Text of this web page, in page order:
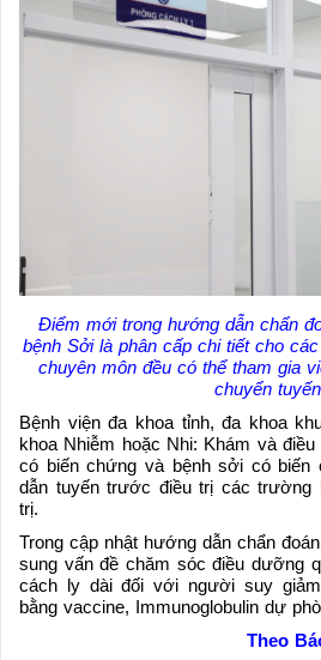
Điểm mới trong hướng dẫn chẩn
bệnh Sởi là phân cấp chi tiết cho
chuyên môn đều có thể tham gia
chuyển
Bệnh viện đa khoa tỉnh, đa khoa
khoa Nhiễm hoặc Nhi: Khám và
có biến chứng và bệnh sởi có biến
dẫn tuyến trước điều trị các trường
trị.
Trong cập nhật hướng dẫn chẩn
sung vấn đề chăm sóc điều dưỡng
cách ly dài đối với người suy
bằng vaccine, Immunoglobulin dự
Theo